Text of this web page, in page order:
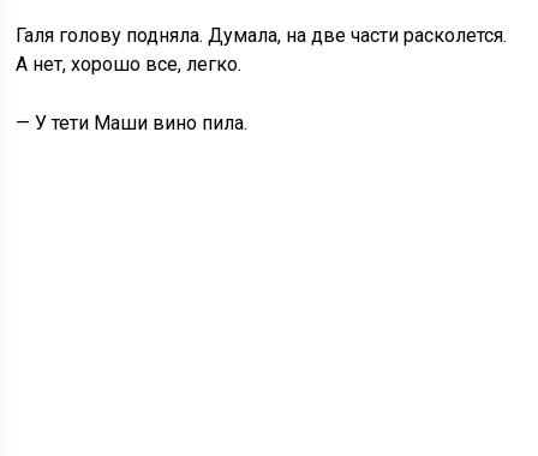
Галя голову подняла. Думала, на две части расколется.
А нет, хорошо все, легко.
— У тети Маши вино пила.